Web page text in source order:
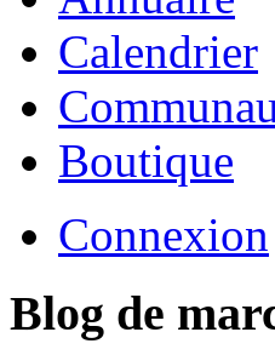
Calendrier
Boutique
Connexion
Blog de